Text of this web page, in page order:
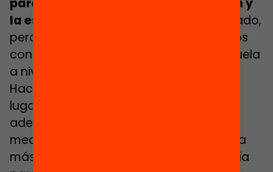
para generar un vínculo entre el joven y
la escuela
. No es que hayamos cambiado,
pero lo hacemos con más fuerza: somos
conscientes de que vincularse a la escuela
a nivel afectivo da fuerza a los jóvenes.
Hace que ellos mismos encuentren un
lugar aquí en la escuela y puedan salir
adelante. Al final, nosotros somos un
medio. Pero ahora lo hacemos de forma
más consciente y ponemos más energía